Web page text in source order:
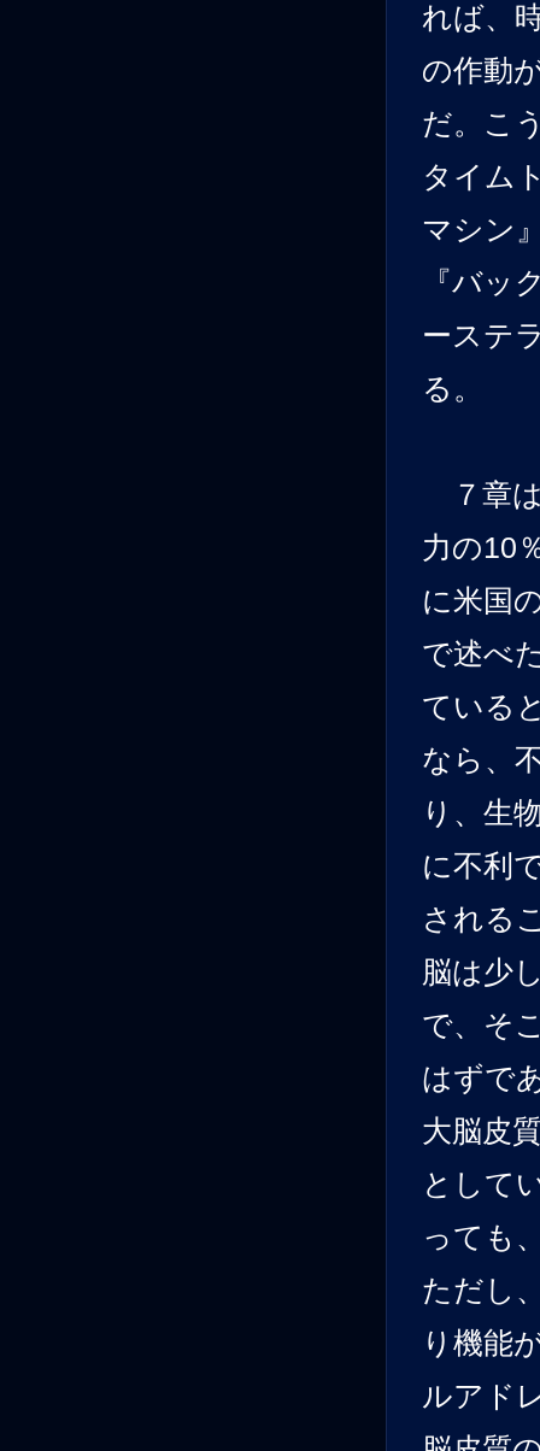
れば、
の作動
だ。こ
タイム
マシン
『バッ
ーステ
る。
７章は
力の10
に米国
で述べ
ている
なら、
り、生
に不利
される
脳は少
で、そ
はずで
大脳皮
として
っても
ただし
り機能
ルアド